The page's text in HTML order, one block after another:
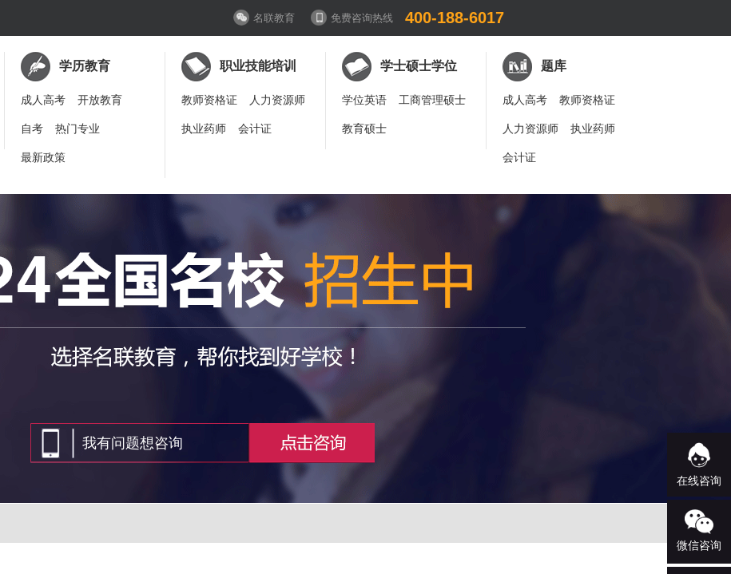
名联教育 免费咨询热线 400-188-6017
学历教育
成人高考 开放教育
自考 热门专业
最新政策
职业技能培训
教师资格证 人力资源师
执业药师 会计证
学士硕士学位
学位英语 工商管理硕士
教育硕士
题库
成人高考 教师资格证
人力资源师 执业药师
会计证
在线咨询
微信咨询